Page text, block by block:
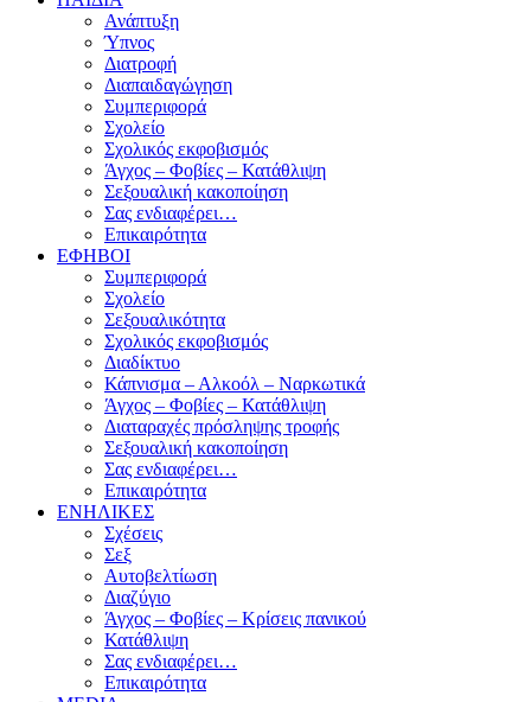
Ανάπτυξη
Ύπνος
Διατροφή
Διαπαιδαγώγηση
Συμπεριφορά
Σχολείο
Σχολικός εκφοβισμός
Άγχος – Φοβίες – Κατάθλιψη
Σεξουαλική κακοποίηση
Σας ενδιαφέρει…
Επικαιρότητα
ΕΦΗΒΟΙ
Συμπεριφορά
Σχολείο
Σεξουαλικότητα
Σχολικός εκφοβισμός
Διαδίκτυο
Κάπνισμα – Αλκοόλ – Ναρκωτικά
Άγχος – Φοβίες – Κατάθλιψη
Διαταραχές πρόσληψης τροφής
Σεξουαλική κακοποίηση
Σας ενδιαφέρει…
Επικαιρότητα
ΕΝΗΛΙΚΕΣ
Σχέσεις
Σεξ
Αυτοβελτίωση
Διαζύγιο
Άγχος – Φοβίες – Κρίσεις πανικού
Κατάθλιψη
Σας ενδιαφέρει…
Επικαιρότητα